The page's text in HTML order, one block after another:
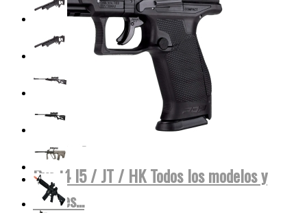
Dye I4 I5 / JT / HK Todos los modelos y
colores...